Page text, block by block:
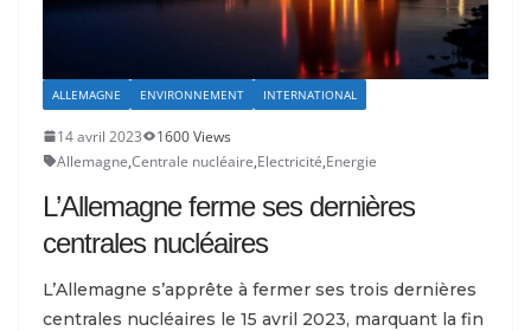
ALLEMAGNE ENVIRONNEMENT INTERNATIONAL
14 avril 2023
1600 Views
Allemagne,Centrale nucléaire,Electricité,Energie
L’Allemagne ferme ses dernières
centrales nucléaires
L’Allemagne s’apprête à fermer ses trois dernières
centrales nucléaires le 15 avril 2023, marquant la fin